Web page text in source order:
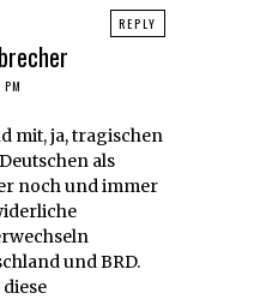
mit, ja, tragischen
als
noch und immer
und BRD.
REPLY